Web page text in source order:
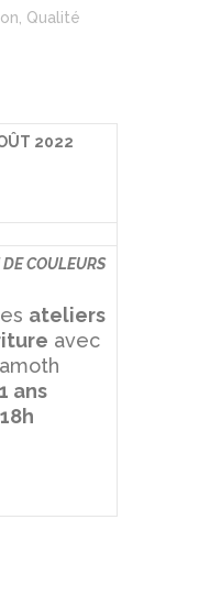
Qualité
2022
COULEURS
ateliers
avec
ans